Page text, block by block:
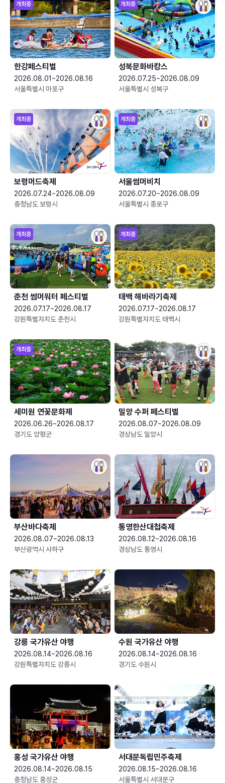
개최중
한강페스티벌
2026.08.01~2026.08.16
서울특별시 마포구
개최중
성북문화바캉스
2026.07.25~2026.08.09
서울특별시 성북구
개최중
보령머드축제
2026.07.24~2026.08.09
충청남도 보령시
개최중
서울썸머비치
2026.07.20~2026.08.09
서울특별시 종로구
개최중
춘천 썸머워터 페스티벌
2026.07.17~2026.08.17
강원특별자치도 춘천시
개최중
태백 해바라기축제
2026.07.17~2026.08.17
강원특별자치도 태백시
개최중
세미원 연꽃문화제
2026.06.26~2026.08.17
경기도 양평군
밀양 수퍼 페스티벌
2026.08.07~2026.08.09
경상남도 밀양시
부산바다축제
2026.08.07~2026.08.13
부산광역시 사하구
통영한산대첩축제
2026.08.12~2026.08.16
경상남도 통영시
강릉 국가유산 야행
2026.08.14~2026.08.16
강원특별자치도 강릉시
수원 국가유산 야행
2026.08.14~2026.08.16
경기도 수원시
홍성 국가유산 야행
2026.08.14~2026.08.15
충청남도 홍성군
서대문독립민주축제
2026.08.15~2026.08.16
서울특별시 서대문구